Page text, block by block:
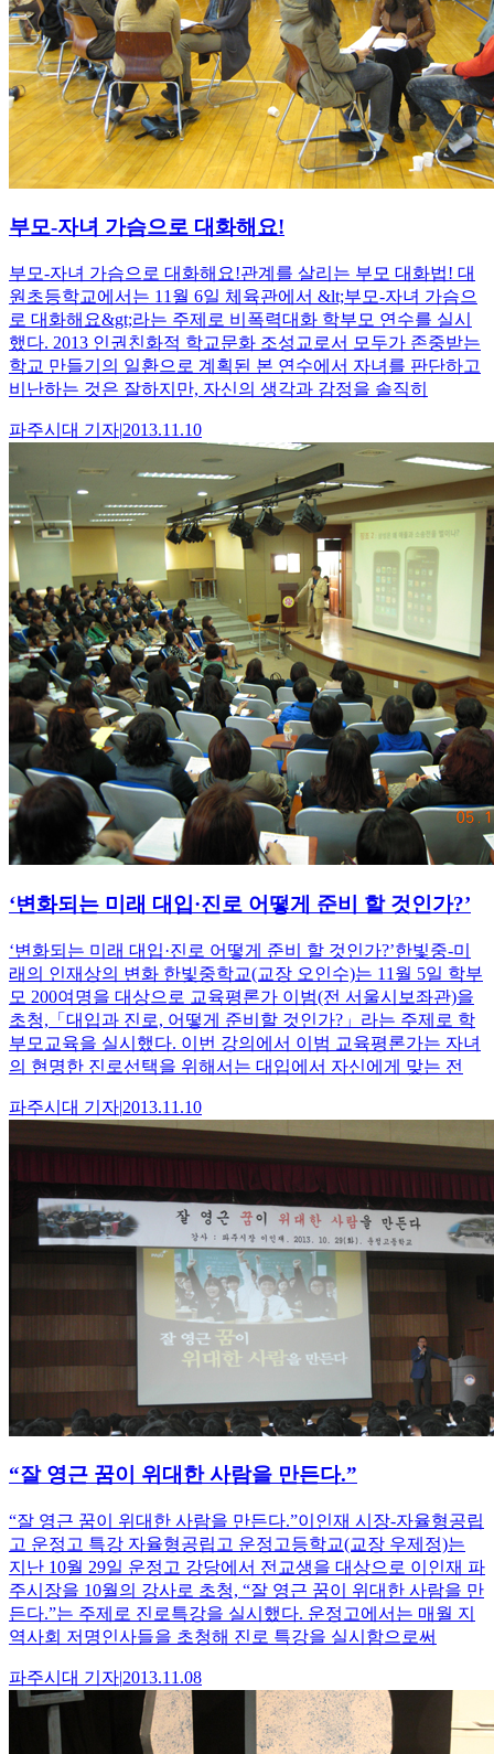
부모-자녀 가슴으로 대화해요!
부모-자녀 가슴으로 대화해요!관계를 살리는 부모 대화법! 대
원초등학교에서는 11월 6일 체육관에서 &lt;부모-자녀 가슴으
로 대화해요&gt;라는 주제로 비폭력대화 학부모 연수를 실시
했다. 2013 인권친화적 학교문화 조성교로서 모두가 존중받는
학교 만들기의 일환으로 계획된 본 연수에서 자녀를 판단하고
비난하는 것은 잘하지만, 자신의 생각과 감정을 솔직히
파주시대 기자|2013.11.10
‘변화되는 미래 대입·진로 어떻게 준비 할 것인가?’
‘변화되는 미래 대입·진로 어떻게 준비 할 것인가?’한빛중-미
래의 인재상의 변화 한빛중학교(교장 오인수)는 11월 5일 학부
모 200여명을 대상으로 교육평론가 이범(전 서울시보좌관)을
초청,「대입과 진로, 어떻게 준비할 것인가?」라는 주제로 학
부모교육을 실시했다. 이번 강의에서 이범 교육평론가는 자녀
의 현명한 진로선택을 위해서는 대입에서 자신에게 맞는 전
파주시대 기자|2013.11.10
“잘 영근 꿈이 위대한 사람을 만든다.”
“잘 영근 꿈이 위대한 사람을 만든다.”이인재 시장-자율형공립
고 운정고 특강 자율형공립고 운정고등학교(교장 우제정)는
지난 10월 29일 운정고 강당에서 전교생을 대상으로 이인재 파
주시장을 10월의 강사로 초청, “잘 영근 꿈이 위대한 사람을 만
든다.”는 주제로 진로특강을 실시했다. 운정고에서는 매월 지
역사회 저명인사들을 초청해 진로 특강을 실시함으로써
파주시대 기자|2013.11.08